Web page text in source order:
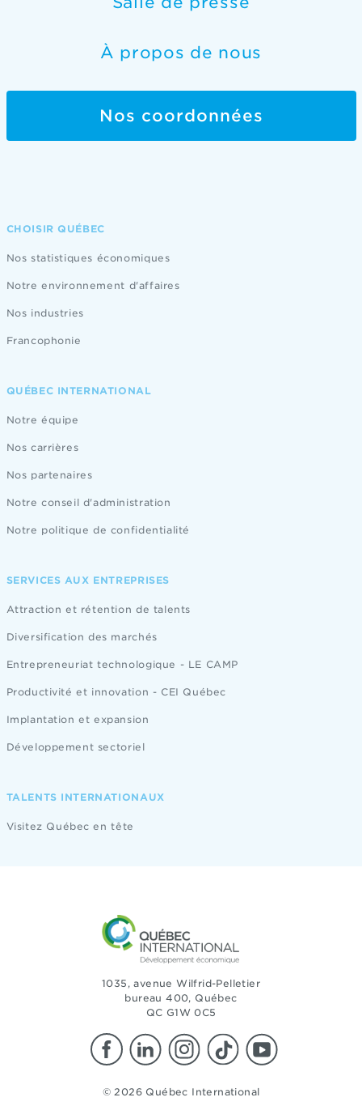
À propos de nous
Nos coordonnées
CHOISIR QUÉBEC
Nos statistiques économiques
Notre environnement d'affaires
Nos industries
Francophonie
QUÉBEC INTERNATIONAL
Notre équipe
Nos carrières
Nos partenaires
Notre conseil d'administration
Notre politique de confidentialité
SERVICES AUX ENTREPRISES
Attraction et rétention de talents
Diversification des marchés
Entrepreneuriat technologique - LE CAMP
Productivité et innovation - CEI Québec
Implantation et expansion
Développement sectoriel
TALENTS INTERNATIONAUX
Visitez Québec en tête
1035, avenue Wilfrid-Pelletier
bureau 400, Québec
QC G1W 0C5
© 2026 Québec International